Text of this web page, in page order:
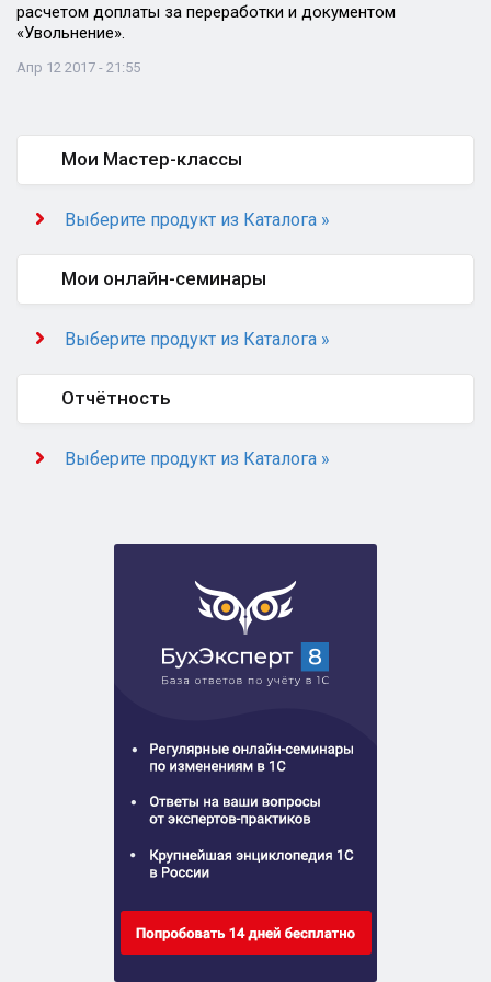
расчетом доплаты за переработки и документом
«Увольнение».
Апр 12 2017 - 21:55
Мои Мастер-классы
Выберите продукт из Каталога »
Мои онлайн-семинары
Выберите продукт из Каталога »
Отчётность
Выберите продукт из Каталога »